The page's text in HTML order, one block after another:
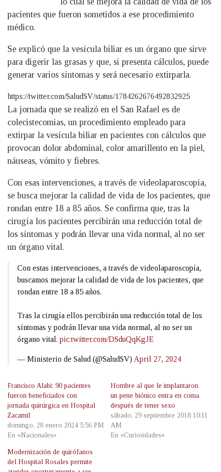
pacientes que fueron sometidos a ese procedimiento
médico.
Se explicó que la vesícula biliar es un órgano que sirve
para digerir las grasas y que, si presenta cálculos, puede
generar varios síntomas y será necesario extirparla.
https://twitter.com/SaludSV/status/1784262676492832925
La jornada que se realizó en el San Rafael es de
colecistecomias, un procedimiento empleado para
extirpar la vesícula biliar en pacientes con cálculos que
provocan dolor abdominal, color amarillento en la piel,
náuseas, vómito y fiebres.
Con esas intervenciones, a través de videolaparoscopía,
se busca mejorar la calidad de vida de los pacientes, que
rondan entre 18 a 85 años. Se confirma que, tras la
cirugía los pacientes percibirán una reducción total de
los síntomas y podrán llevar una vida normal, al no ser
un órgano vital.
Con estas intervenciones, a través de videolaparoscopía,
buscamos mejorar la calidad de vida de los pacientes, que
rondan entre 18 a 85 años.
Tras la cirugía ellos percibirán una reducción total de los
síntomas y podrán llevar una vida normal, al no ser un
órgano vital. pic.twitter.com/DSduQqKgJE
— Ministerio de Salud (@SaludSV) April 27, 2024
Francisco Alabi: 90 pacientes
fueron beneficiados con
jornada quirúrgica en Hospital
Zacamil
domingo, 28 enero 2024 5:56 PM
En «Nacionales»
Hombre al que le implantaron
un pene biónico entra en coma
después de tener sexo
sábado, 29 septiembre 2018 10:11
AM
En «Curiosidades»
Modernización de quirófanos
del Hospital Rosales permite